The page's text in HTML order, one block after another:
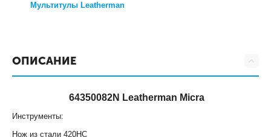
Мультитулы Leatherman
ОПИСАНИЕ
64350082N Leatherman Micra
Инструменты:
Нож из стали 420HC